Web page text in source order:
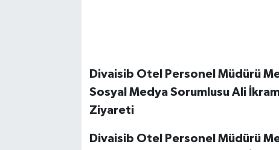
Divaisib Otel Personel Müdürü
Sosyal Medya Sorumlusu Ali
Ziyareti
Divaisib Otel Personel Müdürü